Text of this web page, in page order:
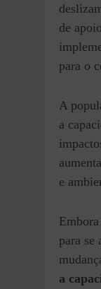
de
para o
A
a
e
para se
a